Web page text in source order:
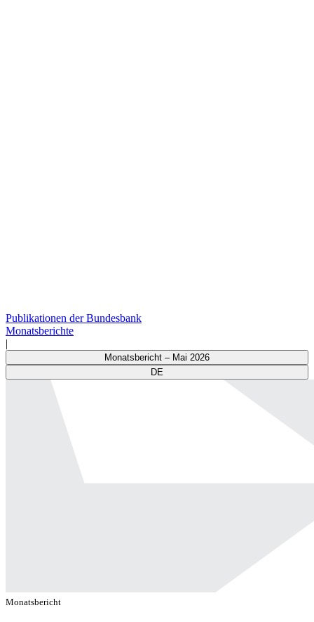
Publikationen der Bundesbank
Monatsberichte
|
Monatsbericht – Mai 2026
DE
Monatsbericht